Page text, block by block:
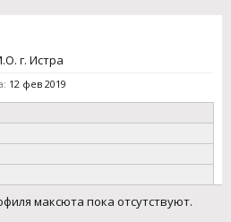
г. Истра
12 фев 2019
максюта пока отсутствуют.